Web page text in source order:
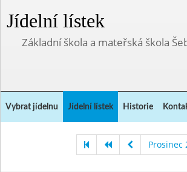
Jídelní lístek
Základní škola a mateřská škola
Vybrat jídelnu Jídelní lístek Historie
Prosinec